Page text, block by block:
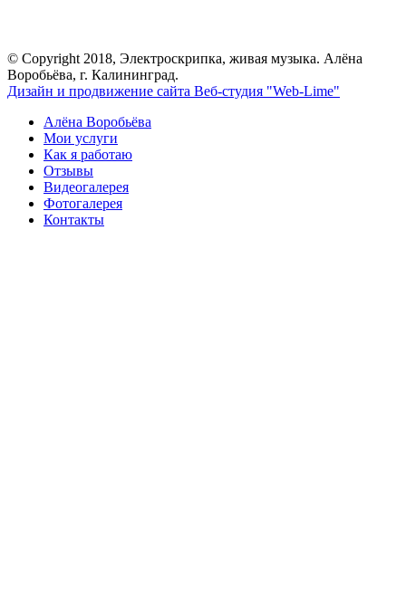
© Copyright 2018, Электроскрипка, живая музыка. Алёна
Воробьёва, г. Калининград.
Дизайн и продвижение сайта Веб-студия "Web-Lime"
Алёна Воробьёва
Мои услуги
Как я работаю
Отзывы
Видеогалерея
Фотогалерея
Контакты